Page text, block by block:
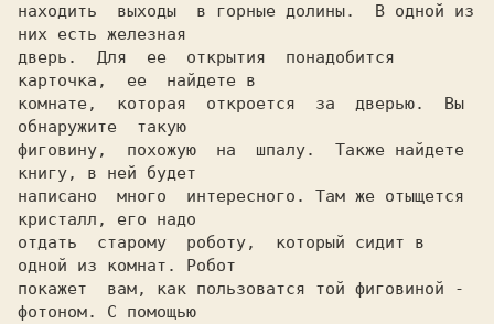
находить  выходы  в горные долины.  В одной из
них есть железная
дверь.  Для  ее  открытия  понадобится
карточка ,  ее  найдете в
комнате,  которая  откроется  за  дверью.  Вы
обнаружите  такую
фиговину,  похожую  на  шпалу.  Также найдете
книгу, в ней будет
написано  много  интересного. Там же отыщется
кристалл , его надо
отдать  старому
роботу,  который сидит в
одной из комнат. Робот
покажет  вам, как пользоватся той фиговиной -
фотоном. С помощью